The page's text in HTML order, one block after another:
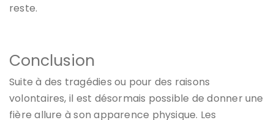
reste.
Conclusion
Suite à des tragédies ou pour des raisons
volontaires, il est désormais possible de donner une
fière allure à son apparence physique. Les